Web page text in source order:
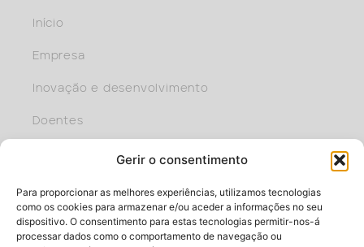
Gerir o consentimento
Para proporcionar as melhores experiências, utilizamos tecnologias
como os cookies para armazenar e/ou aceder a informações no seu
dispositivo. O consentimento para estas tecnologias permitir-nos-á
processar dados como o comportamento de navegação ou
Início
Empresa
Inovação e desenvolvimento
Doentes